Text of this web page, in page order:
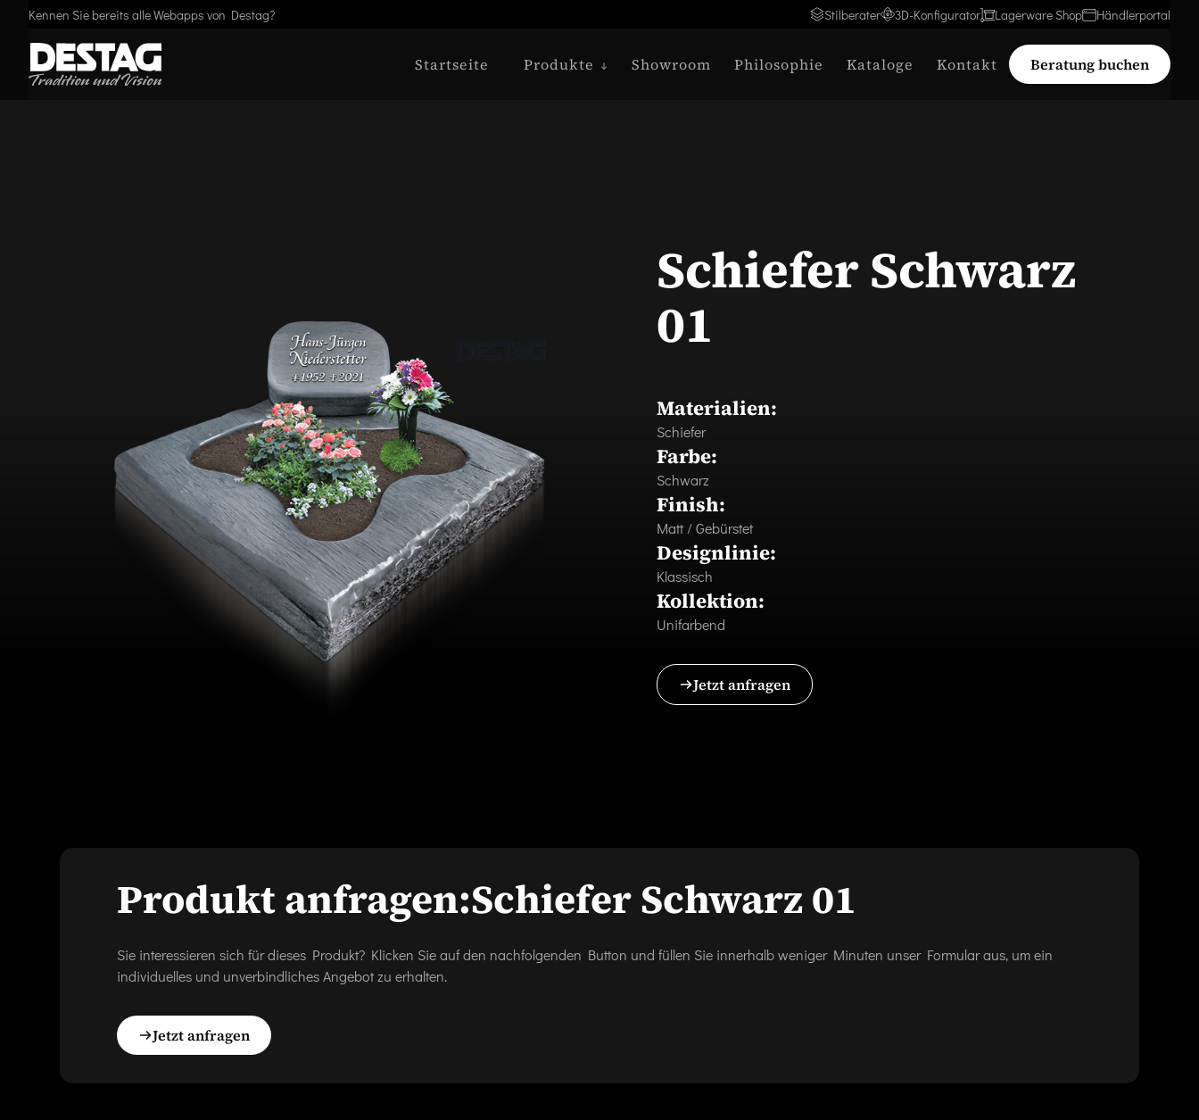
Kennen Sie bereits alle Webapps von Destag? Stilberater 3D-Konfigurator Lagerware Shop Händlerportal
Startseite Produkte Showroom Philosophie Kataloge Kontakt Beratung buchen
Schiefer Schwarz
01
Materialien:
Schiefer
Farbe:
Schwarz
Finish:
Matt / Gebürstet
Designlinie:
Klassisch
Kollektion:
Unifarbend
Jetzt anfragen
Produkt anfragen:Schiefer Schwarz 01
Sie interessieren sich für dieses Produkt? Klicken Sie auf den nachfolgenden Button und füllen Sie innerhalb weniger Minuten unser Formular aus, um ein
individuelles und unverbindliches Angebot zu erhalten.
Jetzt anfragen